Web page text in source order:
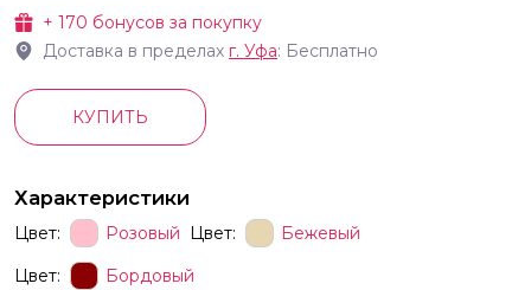
+ 170 бонусов за покупку
Доставка в пределах г. Уфа: Бесплатно
КУПИТЬ
Характеристики
Цвет: Розовый Цвет:
Бежевый
Цвет:
Бордовый